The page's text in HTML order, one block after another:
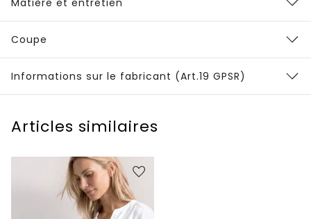
Coupe
Informations sur le fabricant (Art.19 GPSR)
Articles similaires